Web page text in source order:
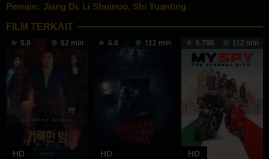
Pemain: Jiang Di, Li Shuinuo, Shi Yuanting
FILM TERKAIT
5.9 92 min
HD
6.8 112 min
HD
6.796 112 min
HD